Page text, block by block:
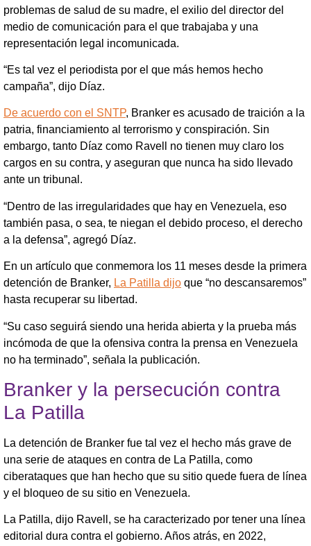
problemas de salud de su madre, el exilio del director del
medio de comunicación para el que trabajaba y una
representación legal incomunicada.
“Es tal vez el periodista por el que más hemos hecho
campaña”, dijo Díaz.
De acuerdo con el SNTP, Branker es acusado de traición a la
patria, financiamiento al terrorismo y conspiración. Sin
embargo, tanto Díaz como Ravell no tienen muy claro los
cargos en su contra, y aseguran que nunca ha sido llevado
ante un tribunal.
“Dentro de las irregularidades que hay en Venezuela, eso
también pasa, o sea, te niegan el debido proceso, el derecho
a la defensa”, agregó Díaz.
En un artículo que conmemora los 11 meses desde la primera
detención de Branker, La Patilla dijo que “no descansaremos”
hasta recuperar su libertad.
“Su caso seguirá siendo una herida abierta y la prueba más
incómoda de que la ofensiva contra la prensa en Venezuela
no ha terminado”, señala la publicación.
Branker y la persecución contra
La Patilla
La detención de Branker fue tal vez el hecho más grave de
una serie de ataques en contra de La Patilla, como
ciberataques que han hecho que su sitio quede fuera de línea
y el bloqueo de su sitio en Venezuela.
La Patilla, dijo Ravell, se ha caracterizado por tener una línea
editorial dura contra el gobierno. Años atrás, en 2022,